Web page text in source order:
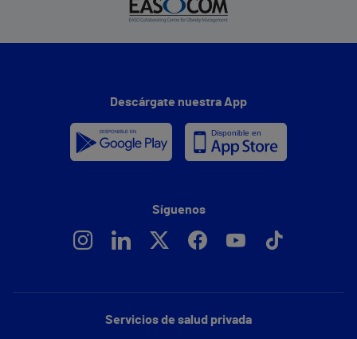
Servicios de salud privada
Descárgate nuestra App
Síguenos